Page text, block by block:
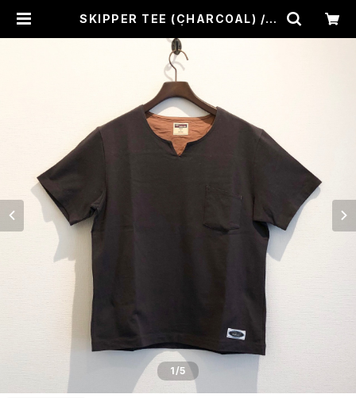
SKIPPER TEE (CHARCOAL) / L
BLUES
1/5